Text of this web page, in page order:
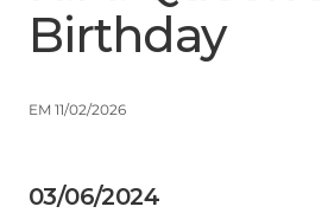
Birthday
EM 11/02/2026
03/06/2024